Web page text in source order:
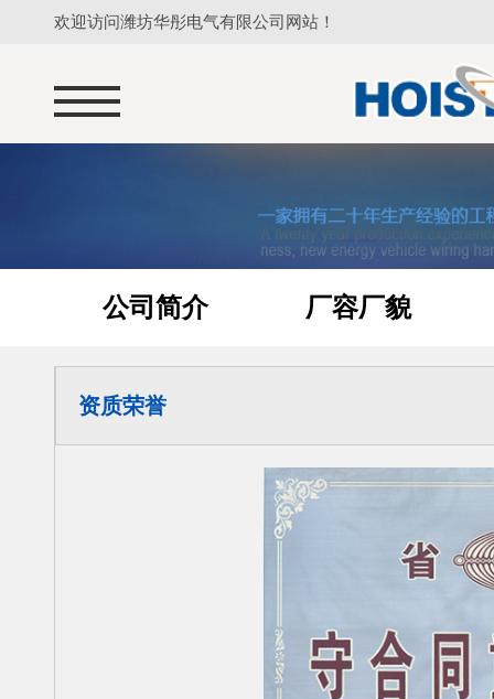
欢迎访问潍坊华彤电气有限公司网站！
公司简介 厂容厂貌
资质荣誉